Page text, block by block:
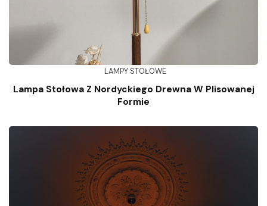
LAMPY STOŁOWE
Lampa Stołowa Z Nordyckiego Drewna W Plisowanej
Formie